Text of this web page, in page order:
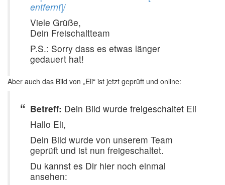
entfernt]/
Viele Grüße,
Dein Freischaltteam
P.S.: Sorry dass es etwas länger
gedauert hat!
Aber auch das Bild von „Eli“ ist jetzt geprüft und online:
Betreff: Dein Bild wurde freigeschaltet Eli
Hallo Eli,
Dein Bild wurde von unserem Team
geprüft und ist nun freigeschaltet.
Du kannst es Dir hier noch einmal
ansehen: